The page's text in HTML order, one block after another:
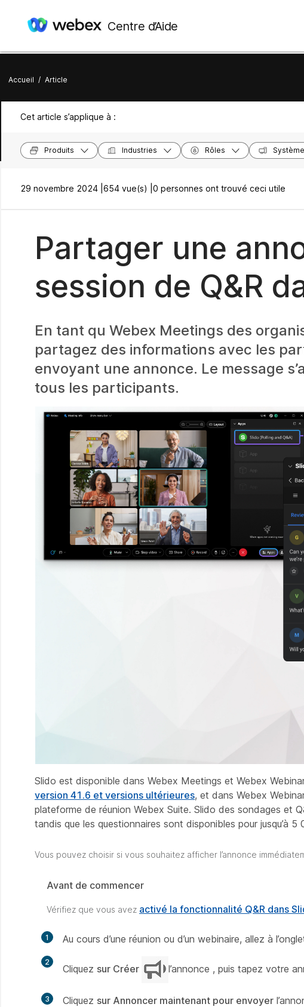
Centre d’Aide
Accueil / Article
Cet article s’applique à :
Produits Industries Rôles
29 novembre 2024 | 654 vue(s) | 0 personnes ont trouvé ceci utile
Partager une
session de Q&R
En tant qu Webex Meetings des
partagez des informations avec les
envoyant une annonce. Le message
tous les participants.
Slido est disponible dans Webex Meetings et Webex
version 41.6 et versions ultérieures, et dans Webex
plateforme de réunion Webex Suite. Slido des sondages et
tandis que les questionnaires sont disponibles pour jusqu’à 5
Vous pouvez choisir si vous souhaitez afficher l’annonce
Avant de commencer
Vérifiez que vous avez activé la fonctionnalité Q&R dans
1 Au cours d’une réunion ou d’un webinaire, allez à
2
Cliquez sur Créer l’annonce , puis tapez votre
3 Cliquez sur Annoncer maintenant pour envoyer